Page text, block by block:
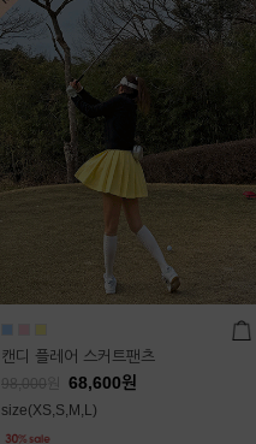
캔디 플레어 스커트팬츠
98,000 68,600원
size(XS,S,M,L)